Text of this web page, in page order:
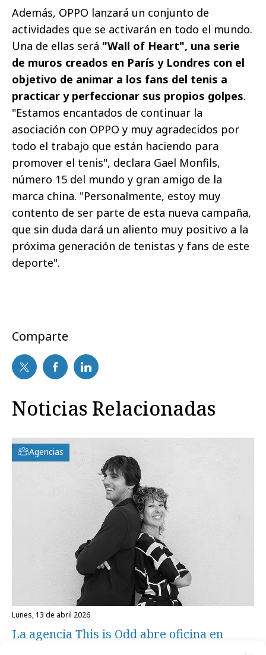
Además, OPPO lanzará un conjunto de
actividades que se activarán en todo el mundo.
Una de ellas será "Wall of Heart", una serie
de muros creados en París y Londres con el
objetivo de animar a los fans del tenis a
practicar y perfeccionar sus propios golpes.
"Estamos encantados de continuar la
asociación con OPPO y muy agradecidos por
todo el trabajo que están haciendo para
promover el tenis", declara Gael Monfils,
número 15 del mundo y gran amigo de la
marca china. "Personalmente, estoy muy
contento de ser parte de esta nueva campaña,
que sin duda dará un aliento muy positivo a la
próxima generación de tenistas y fans de este
deporte".
Comparte
Noticias Relacionadas
Agencias
lunes, 13 de abril 2026
La agencia This is Odd abre oficina en